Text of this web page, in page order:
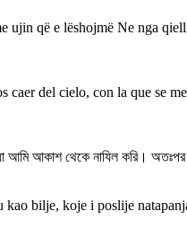
ujin që e lëshojmë Ne nga
del cielo, con la que se
যা আমি আকাশ থেকে নাযিল করি।
bilje, koje i poslije